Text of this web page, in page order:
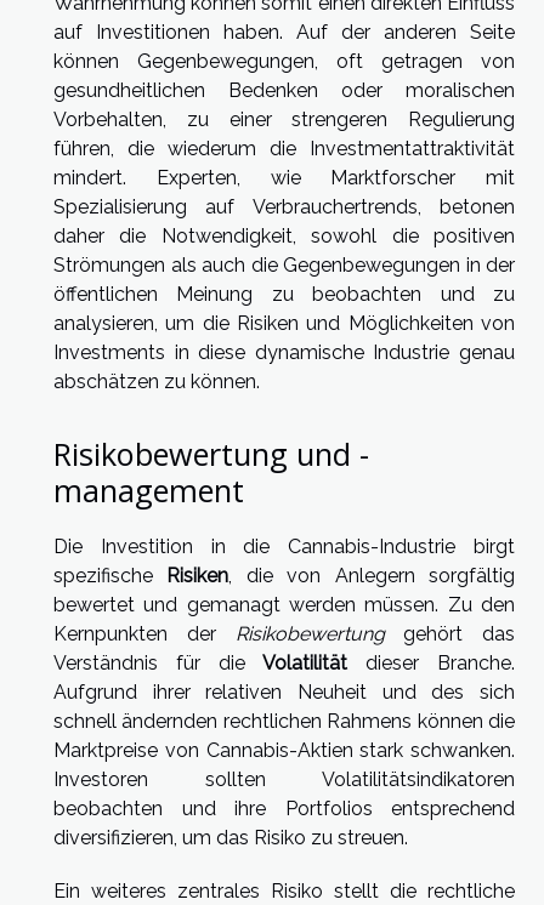
auf Investitionen haben. Auf der anderen Seite
können Gegenbewegungen, oft getragen von
gesundheitlichen Bedenken oder moralischen
Vorbehalten, zu einer strengeren Regulierung
führen, die wiederum die Investmentattraktivität
mindert. Experten, wie Marktforscher mit
Spezialisierung auf Verbrauchertrends, betonen
daher die Notwendigkeit, sowohl die positiven
Strömungen als auch die Gegenbewegungen in der
öffentlichen Meinung zu beobachten und zu
analysieren, um die Risiken und Möglichkeiten von
Investments in diese dynamische Industrie genau
abschätzen zu können.
Risikobewertung und -
management
Die Investition in die Cannabis-Industrie birgt
spezifische Risiken, die von Anlegern sorgfältig
bewertet und gemanagt werden müssen. Zu den
Kernpunkten der Risikobewertunggehört das
Verständnis für dieVolatilität dieser Branche.
Aufgrund ihrer relativen Neuheit und des sich
schnell ändernden rechtlichen Rahmens können die
Marktpreise von Cannabis-Aktien stark schwanken.
Investoren sollten Volatilitätsindikatoren
beobachten und ihre Portfolios entsprechend
diversifizieren, um das Risiko zu streuen.
Ein weiteres zentrales Risiko stellt die rechtliche